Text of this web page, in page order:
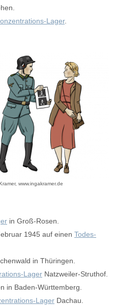
Lager.
www.ingakramer.de
in Groß-Rosen.
1945 auf einen Todes-
in Thüringen.
Lager Natzweiler-Struthof.
in Baden-Württemberg.
Lager Dachau.